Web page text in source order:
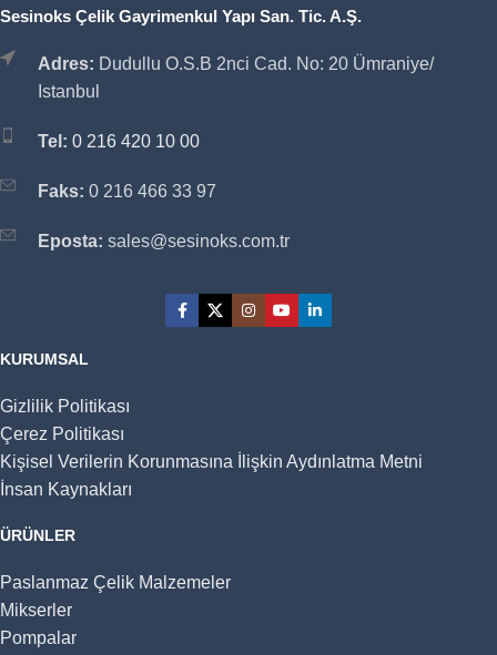
Sesinoks Çelik Gayrimenkul Yapı San. Tic. A.Ş.
Adres: Dudullu O.S.B 2nci Cad. No: 20 Ümraniye/
Istanbul
Tel: 0 216 420 10 00
Faks: 0 216 466 33 97
Eposta: sales@sesinoks.com.tr
KURUMSAL
Gizlilik Politikası
Çerez Politikası
Kişisel Verilerin Korunmasına İlişkin Aydınlatma Metni
İnsan Kaynakları
ÜRÜNLER
Paslanmaz Çelik Malzemeler
Mikserler
Pompalar